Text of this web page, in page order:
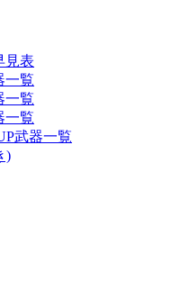
見表
一覧
一覧
一覧
武器一覧
)